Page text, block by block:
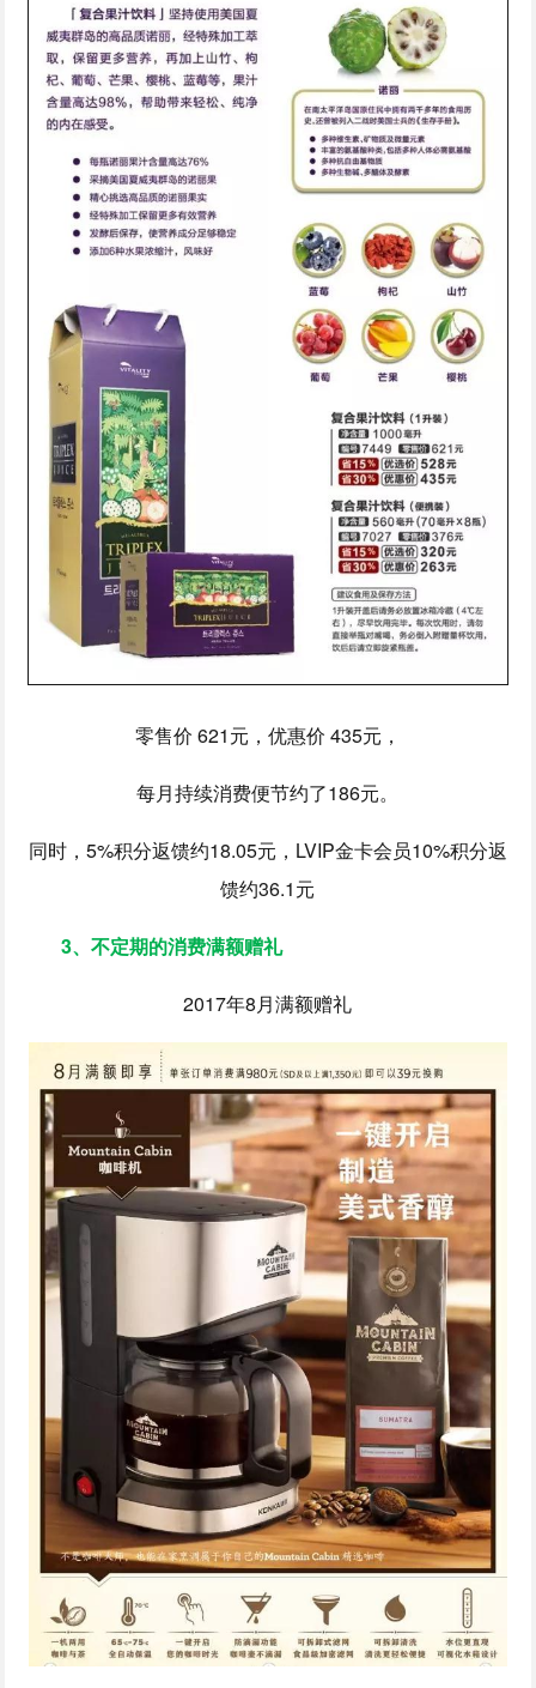
零售价 621元，优惠价 435元，
每月持续消费便节约了186元。
同时，5%积分返馈约18.05元，LVIP金卡会员10%积分返
馈约36.1元
3、不定期的消费满额赠礼
2017年8月满额赠礼